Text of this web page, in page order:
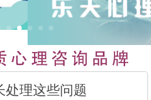
处理这些问题